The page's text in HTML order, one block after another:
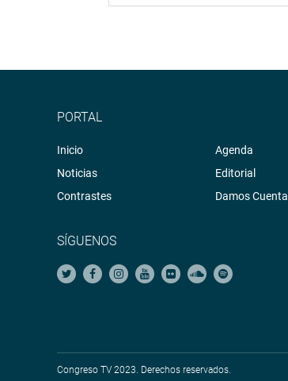
PORTAL
Inicio
Noticias
Contrastes
Agenda
Editorial
Damos Cuenta
SÍGUENOS
Congreso TV 2023. Derechos reservados.